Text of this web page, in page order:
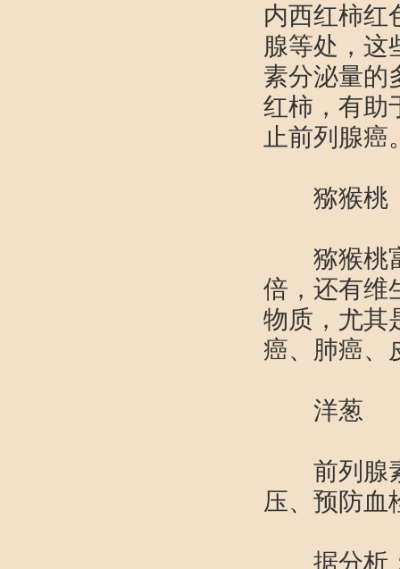
内西红柿红
腺等处，这
素分泌量的
红柿，有助
止前列腺
猕猴
猕猴桃富
倍，还有维
物质，尤其
癌、肺癌
洋葱
前列腺素
压、预防血
据分析：